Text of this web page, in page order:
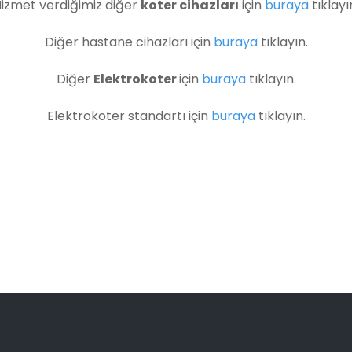
verdiğimiz diğer koter cihazları için buraya
Diğer hastane cihazları için buraya tıklayın.
Diğer Elektrokoteriçin burayatıklayın.
Elektrokoter standartı için buraya tıklayın.